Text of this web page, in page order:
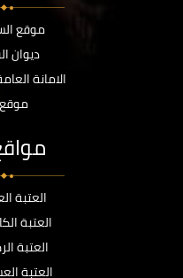
موقع
ديوان
الامانة
موقع
العتبة
العتبة
العتبة
العتبة